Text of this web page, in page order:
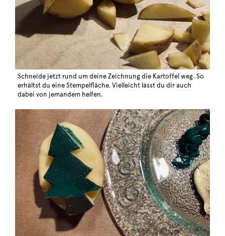
Schneide jetzt rund um deine Zeichnung die Kartoffel weg. So
erhältst du eine Stempelfläche. Vielleicht lässt du dir auch
dabei von jemandem helfen.